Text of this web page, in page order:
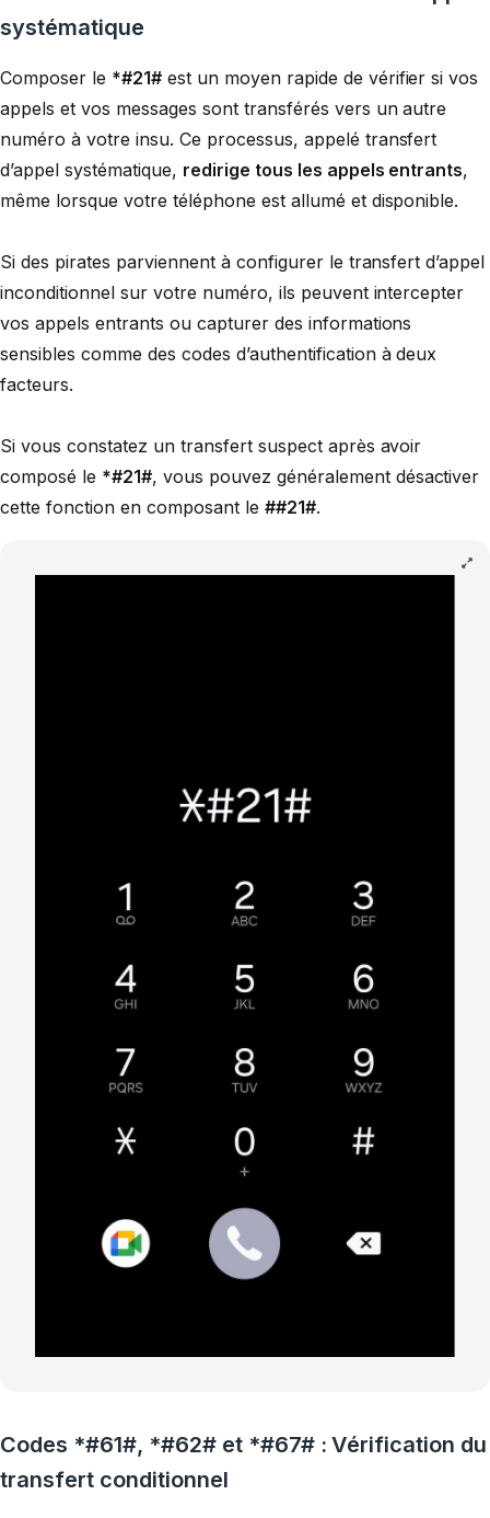
systématique
Composer le *#21#est un moyen rapide de vérifier si vos
appels et vos messages sont transférés vers un autre
numéro à votre insu. Ce processus, appelé transfert
d’appel systématique, redirige tous les appels entrants,
même lorsque votre téléphone est allumé et disponible.
Si des pirates parviennent à configurer le transfert d’appel
inconditionnel sur votre numéro, ils peuvent intercepter
vos appels entrants ou capturer des informations
sensibles comme des codes d’authentification à deux
facteurs.
Si vous constatez un transfert suspect après avoir
composé le *#21#, vous pouvez généralement désactiver
cette fonction en composant le ##21#.
Codes *#61#, *#62# et *#67# : Vérification du
transfert conditionnel